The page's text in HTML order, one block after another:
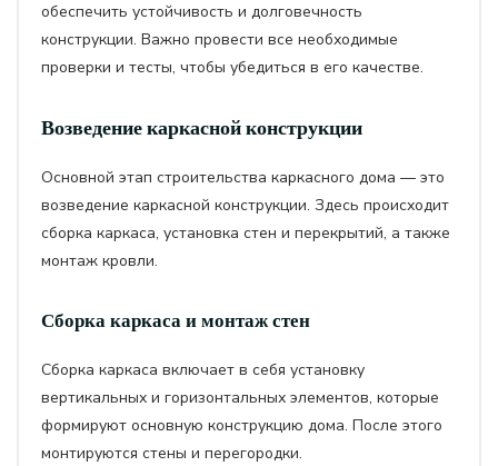
обеспечить устойчивость и долговечность
конструкции. Важно провести все необходимые
проверки и тесты, чтобы убедиться в его качестве.
Возведение каркасной конструкции
Основной этап строительства каркасного дома — это
возведение каркасной конструкции. Здесь происходит
сборка каркаса, установка стен и перекрытий, а также
монтаж кровли.
Сборка каркаса и монтаж стен
Сборка каркаса включает в себя установку
вертикальных и горизонтальных элементов, которые
формируют основную конструкцию дома. После этого
монтируются стены и перегородки.